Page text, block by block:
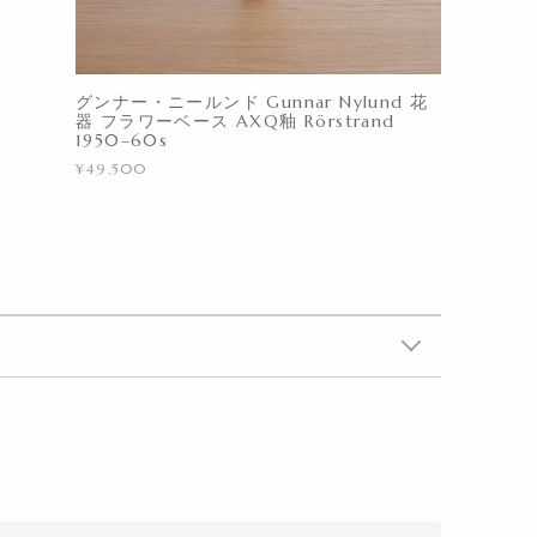
グンナー・ニールンド Gunnar Nylund 花
器 フラワーベース AXQ釉 Rörstrand
1950–60s
¥49,500